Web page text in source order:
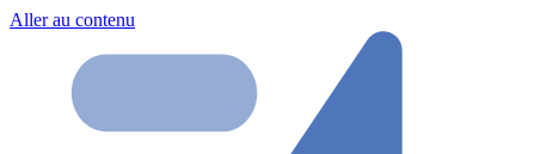
Aller au contenu